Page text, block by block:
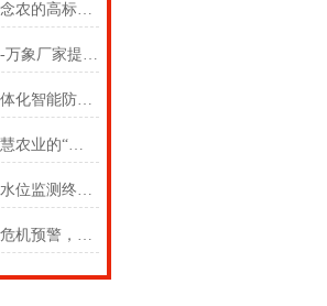
农情监测系统——一款念农的高标准农田设备2025(万象推送)
智慧路灯使用的传感器-万象厂家提供合适的环境气象传感器价格#大风天气
钢铁厂防爆气象站：一体化智能防爆气象站，适配钢铁厂区复杂恶劣工况环境
农田四情监测设备：智慧农业的“四大金刚”
水库水位监测器：值守水位监测终端，赋能水库运维管理数字化升级
​公路边坡监测系统：对危机预警，筑牢矿区防汛安全防线